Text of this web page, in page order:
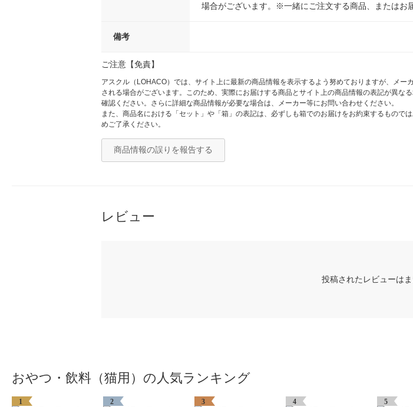
場合がございます。※一緒にご注文する商品、またはお
備考
ご注意【免責】
アスクル（LOHACO）では、サイト上に最新の商品情報を表示するよう努めておりますが、メ
される場合がございます。このため、実際にお届けする商品とサイト上の商品情報の表記が異
確認ください。さらに詳細な商品情報が必要な場合は、メーカー等にお問い合わせください。
また、商品名における「セット」や「箱」の表記は、必ずしも箱でのお届けをお約束するもの
めご了承ください。
商品情報の誤りを報告する
レビュー
投稿されたレビューはま
おやつ・飲料（猫用）の人気ランキング
1 2 3 4 5